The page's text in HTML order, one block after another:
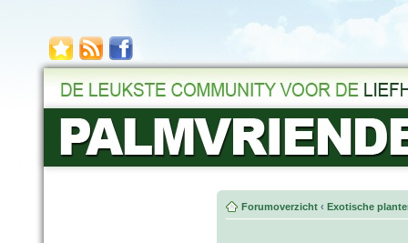
Forumoverzicht ‹ Exotische